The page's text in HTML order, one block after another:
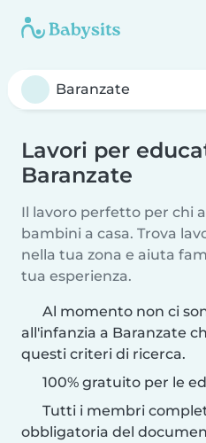
Lavori per
Baranzate
Il lavoro perfetto per chi
bambini a casa. Trova
nella tua zona e aiuta
tua esperienza.
Al momento non ci
all'infanzia a Baranzate
questi criteri di ricerca.
100% gratuito per le
Tutti i membri
obbligatoria del